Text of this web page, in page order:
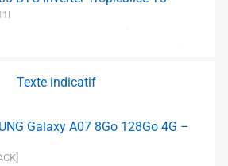
Galaxy A07 8Go 128Go 4G –